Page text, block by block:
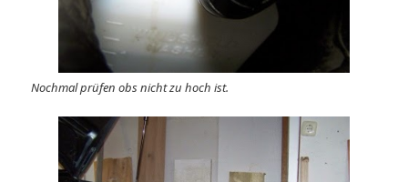
Nochmal prüfen obs nicht zu hoch ist.